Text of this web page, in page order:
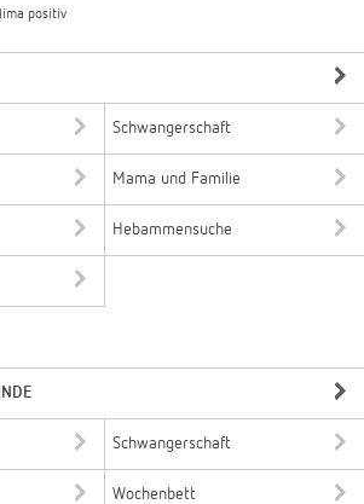
Schwangerschaft
Mama und Familie
Hebammensuche
Schwangerschaft
Wochenbett